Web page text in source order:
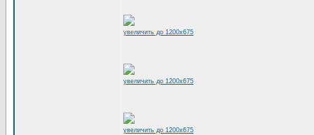
увеличить до 1200x675
увеличить до 1200x675
увеличить до 1200x675